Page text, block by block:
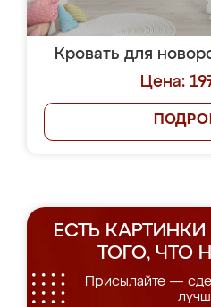
Кровать для
Цена:
ЕСТЬ
ТОГО, ЧТО
Присылайте —